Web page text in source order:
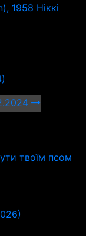
1958 Ніккі
твоїм псом